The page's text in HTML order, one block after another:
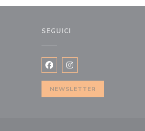
SEGUICI
Facebook ((apre una nuova
Instagram ((apre una
NEWSLETTER